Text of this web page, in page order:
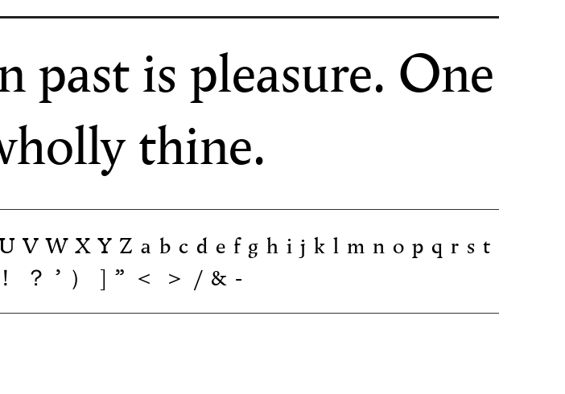
past is pleasure. One
thine.
？’）]”＜＞/&-